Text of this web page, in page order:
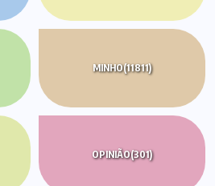
MINHO(11811)
OPINIÃO(301)